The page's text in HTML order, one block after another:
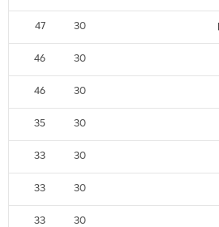
30
47
30
46
30
46
30
35
30
33
30
33
30
33